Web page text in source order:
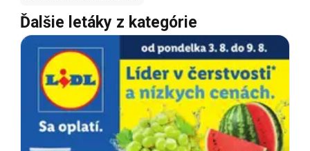
Ďalšie letáky z kategórie